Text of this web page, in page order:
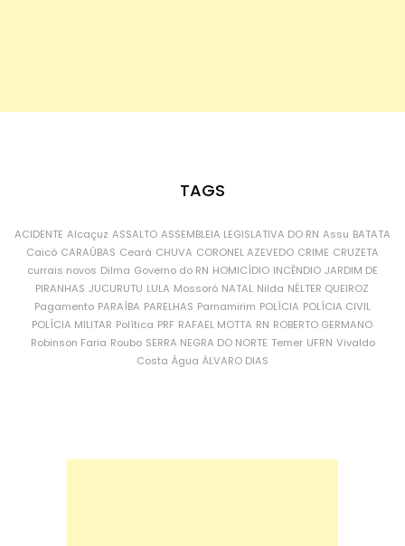
TAGS
ACIDENTE Alcaçuz ASSALTO ASSEMBLEIA LEGISLATIVA DO RN Assu BATATA
Caicó CARAÚBAS Ceará CHUVA CORONEL AZEVEDO CRIME CRUZETA
currais novos Dilma Governo do RN HOMICÍDIO INCÊNDIO JARDIM DE
PIRANHAS JUCURUTU LULA Mossoró NATAL Nilda NÉLTER QUEIROZ
Pagamento PARAÍBA PARELHAS Parnamirim POLÍCIA POLÍCIA CIVIL
POLÍCIA MILITAR Política PRF RAFAEL MOTTA RN ROBERTO GERMANO
Robinson Faria Roubo SERRA NEGRA DO NORTE Temer UFRN Vivaldo
Costa Água ÁLVARO DIAS